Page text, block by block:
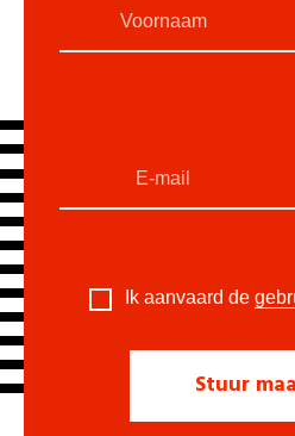
Ik aanvaard de